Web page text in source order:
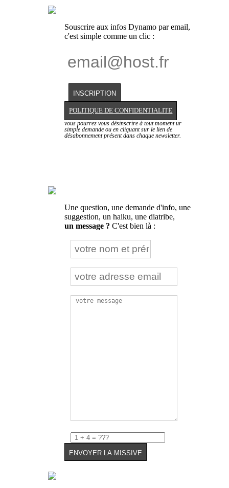
Souscrire aux infos Dynamo par email,
c'est simple comme un clic :
POLITIQUE DE CONFIDENTIALITE
vous pourrez vous désinscrire à tout moment ur
simple demande ou en cliquant sur le lien de
désabonnement présent dans chaque newsletter.
Une question, une demande d'info, une
suggestion, un haiku, une diatribe,
un message ? C'est bien là :